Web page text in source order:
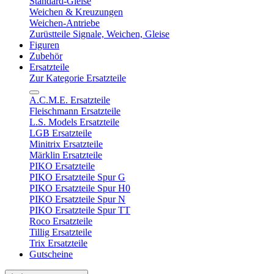
Weichen & Kreuzungen
Weichen-Antriebe
Zurüstteile Signale, Weichen, Gleise
Figuren
Zubehör
Ersatzteile
Zur Kategorie Ersatzteile
A.C.M.E. Ersatzteile
Fleischmann Ersatzteile
L.S. Models Ersatzteile
LGB Ersatzteile
Minitrix Ersatzteile
Märklin Ersatzteile
PIKO Ersatzteile
PIKO Ersatzteile Spur G
PIKO Ersatzteile Spur H0
PIKO Ersatzteile Spur N
PIKO Ersatzteile Spur TT
Roco Ersatzteile
Tillig Ersatzteile
Trix Ersatzteile
Gutscheine